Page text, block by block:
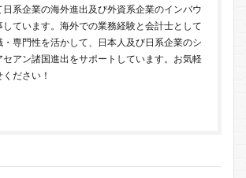
日系企業の海外進出及び外資系企業のインバウ
しています。海外での業務経験と会計士として
専門性を活かして、日本人及び日系企業のシ
セアン諸国進出をサポートしています。お気軽
ください！